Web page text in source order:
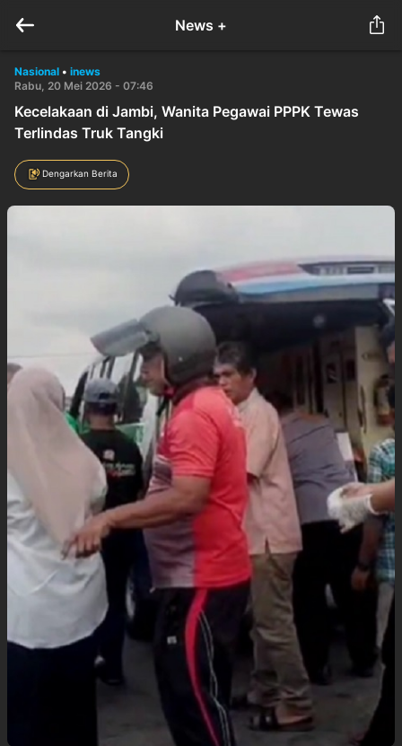
News +
Nasional • inews
Rabu, 20 Mei 2026 - 07:46
Kecelakaan di Jambi, Wanita Pegawai PPPK Tewas
Terlindas Truk Tangki
Dengarkan Berita